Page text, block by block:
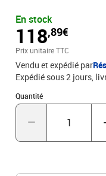
table peut être
d'espace soit
à la poignée de
pour vos
180 x 75 x 72 cm (L x l
poignée de
En stock
118,89€
Prix unitaire TTC
Vendu et expédié par
Expédié sous 2 jours
Quantité
Quantité : 1